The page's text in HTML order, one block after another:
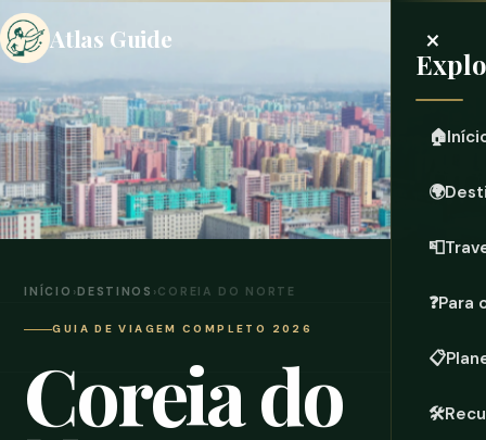
Atlas Guide ×
🏠
🌍
📮
❓Para
📋
🛠️
INÍCIO ›DESTINOS ›COREIA DO NORTE
GUIA DE VIAGEM COMPLETO 2026
Coreia do